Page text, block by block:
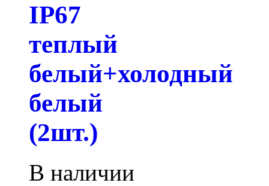
IP67
теплый
белый+холодный
белый
(2шт.)
В наличии